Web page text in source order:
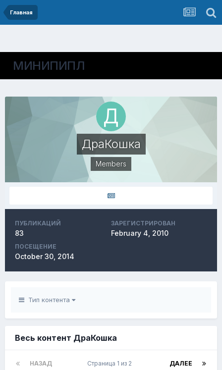
Главная
МИНИПИПЛ
ДраКошка
Members
ПУБЛИКАЦИЙ
83
ЗАРЕГИСТРИРОВАН
February 4, 2010
ПОСЕЩЕНИЕ
October 30, 2014
Тип контента
Весь контент ДраКошка
НАЗАД ДАЛЕЕ
Страница 1 из 2